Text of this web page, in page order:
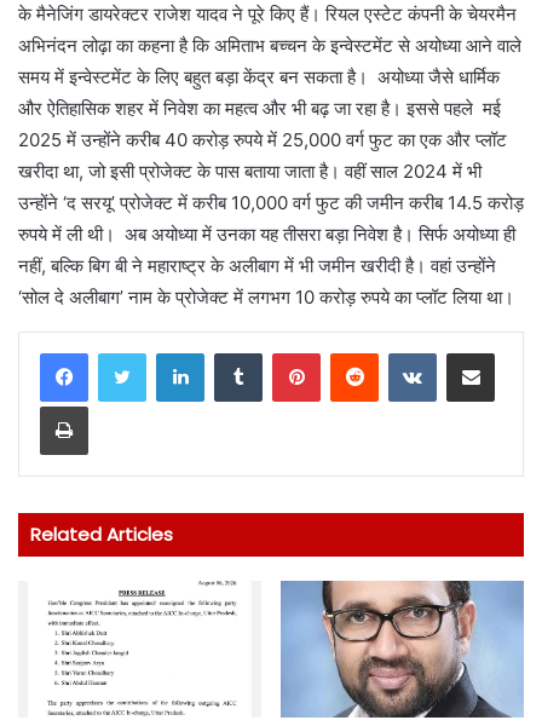
के मैनेजिंग डायरेक्टर राजेश यादव ने पूरे किए हैं। रियल एस्टेट कंपनी के चेयरमैन
अभिनंदन लोढ़ा का कहना है कि अमिताभ बच्चन के इन्वेस्टमेंट से अयोध्या आने वाले
समय में इन्वेस्टमेंट के लिए बहुत बड़ा केंद्र बन सकता है। अयोध्या जैसे धार्मिक
और ऐतिहासिक शहर में निवेश का महत्व और भी बढ़ जा रहा है। इससे पहले मई
2025 में उन्होंने करीब 40 करोड़ रुपये में 25,000 वर्ग फुट का एक और प्लॉट
खरीदा था, जो इसी प्रोजेक्ट के पास बताया जाता है। वहीं साल 2024 में भी
उन्होंने ‘द सरयू’ प्रोजेक्ट में करीब 10,000 वर्ग फुट की जमीन करीब 14.5 करोड़
रुपये में ली थी। अब अयोध्या में उनका यह तीसरा बड़ा निवेश है। सिर्फ अयोध्या ही
नहीं, बल्कि बिग बी ने महाराष्ट्र के अलीबाग में भी जमीन खरीदी है। वहां उन्होंने
‘सोल दे अलीबाग’ नाम के प्रोजेक्ट में लगभग 10 करोड़ रुपये का प्लॉट लिया था।
LinkedInTumblr PinterestReddit VKontakteShare via Email
Print
Related Articles